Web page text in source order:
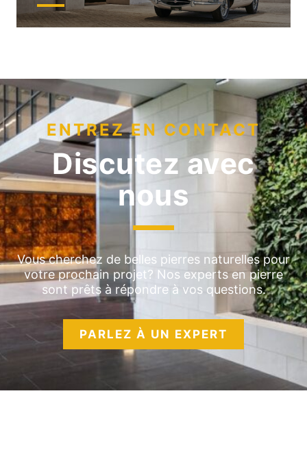
ENTREZ EN CONTACT
Discutez avec
nous
Vous cherchez de belles pierres naturelles pour
votre prochain projet? Nos experts en pierre
sont prêts à répondre à vos questions.
PARLEZ À UN EXPERT